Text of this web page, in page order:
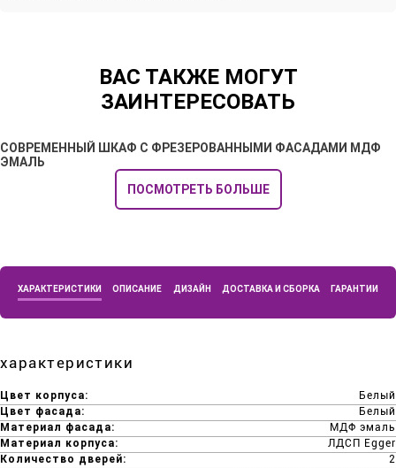
ВАС ТАКЖЕ МОГУТ
ЗАИНТЕРЕСОВАТЬ
СОВРЕМЕННЫЙ ШКАФ С ФРЕЗЕРОВАННЫМИ ФАСАДАМИ МДФ
ЭМАЛЬ
ПОСМОТРЕТЬ БОЛЬШЕ
ХАРАКТЕРИСТИКИ ОПИСАНИЕ ДИЗАЙН ДОСТАВКА И СБОРКА ГАРАНТИИ
характеристики
Цвет корпуса:
Белый
Цвет фасада:
Белый
Материал фасада:
МДФ эмаль
Материал корпуса:
ЛДСП Egger
Количество дверей:
2